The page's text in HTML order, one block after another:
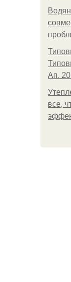
Ап.
все,